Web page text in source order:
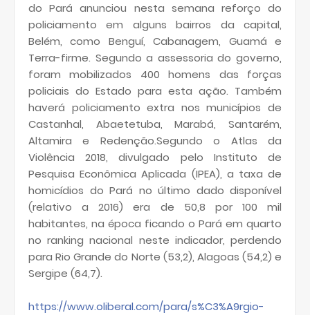
do Pará anunciou nesta semana reforço do
policiamento em alguns bairros da capital,
Belém, como Benguí, Cabanagem, Guamá e
Terra-firme. Segundo a assessoria do governo,
foram mobilizados 400 homens das forças
policiais do Estado para esta ação. Também
haverá policiamento extra nos municípios de
Castanhal, Abaetetuba, Marabá, Santarém,
Altamira e Redenção.Segundo o Atlas da
Violência 2018, divulgado pelo Instituto de
Pesquisa Econômica Aplicada (IPEA), a taxa de
homicídios do Pará no último dado disponível
(relativo a 2016) era de 50,8 por 100 mil
habitantes, na época ficando o Pará em quarto
no ranking nacional neste indicador, perdendo
para Rio Grande do Norte (53,2), Alagoas (54,2) e
Sergipe (64,7).
https://www.oliberal.com/para/s%C3%A9rgio-